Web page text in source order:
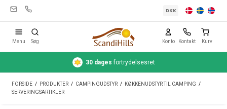
Telte
DKK
Menu Søg Konto Kontakt Kurv
Hurtiglevering 1-3 hverdage
FORSIDE / PRODUKTER / CAMPINGUDSTYR / KØKKENUDSTYR TIL CAMPING /
SERVERINGSARTIKLER